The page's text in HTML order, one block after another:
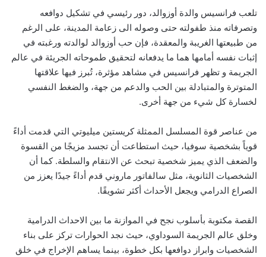
تلعب فرانسيس والدة أوزوالد، دور رئيسي في تشكيل دوافعه
وتصرفاته منذ طفولته حتى وصوله الى زعامة المدينة، على الرغم
من طبيعتها الغريبة والمعقدة، فإن حب أوزوالد لوالدته ورغبته في
إثبات نفسه أمامها هما ما يدفعانه لتحقيق طموحاته الجريئة في عالم
الجريمة و تظهر فرانسيس في مشاهد مؤثرة، تُبرز فيها علاقتها
المتوترة والمتبادلة بين الحب والدعم من جهة، والضغط النفسي
لخسارة كل شيء من جهة أخرى.
من عناصر قوة المسلسل الممثلة كريستين ميليوتي التي قدمت أداءً
قوياً بشخصية سوفيا، حيث استطاعت أن تجسد مزيجًا من القسوة
والضعف الذي يميز شخصية تبحث عن الانتقام والسلطة. كما أن
الشخصيات الثانوية، مثل سالفاتور ماروني قدم أداءً جيدًا يعزز من
الصراع الدرامي ويجعل الأحداث أكثر تشويقًا.
القصة مكتوبة بأسلوب نجح في الموازنة ما بين الاحداث الدرامية
وخلق عالم الجريمة السوداوي، حيث نجد الحوارات تركز على بناء
الشخصيات وابراز دوافعها بكل خطوة، بينما يساهم الإخراج في خلق